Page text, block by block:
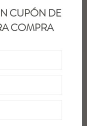
CUPÓN DE
COMPRA